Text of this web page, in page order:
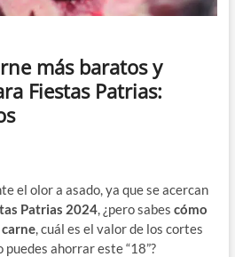
más baratos y
Fiestas Patrias:
el olor a asado, ya que se acercan
Patrias 2024, ¿pero sabes cómo
, cuál es el valor de los cortes
ahorrar este “18”?